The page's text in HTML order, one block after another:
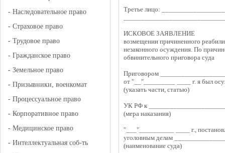
- Наследовательное право
- Страховое право
- Трудовое право
- Гражданское право
- Земельное право
- Призывники, военкомат
- Процессуальное право
- Корпоративное право
- Медицинское право
- Интеллектуальная соб-ть
Третье лицо:
ИСКОВОЕ ЗАЯВЛЕНИЕ
возмещении причиненного
незаконного осуждения. По
обвинительного приговора суда
Приговором
от "__"_________ ____ г. я был
(указать части, статью)
УК РФ к
(мера наказания)
"___"__________ ____ г.,
уголовным делам
(наименование суда)